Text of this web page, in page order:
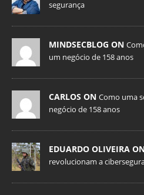
segurança
MINDSECBLOG ON
um negócio de 158 anos
CARLOS ON Como uma
negócio de 158 anos
EDUARDO OLIVEIRA
revolucionam a